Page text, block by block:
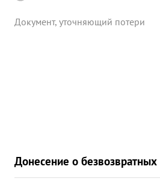
Документ, уточняющий потери
Донесение о